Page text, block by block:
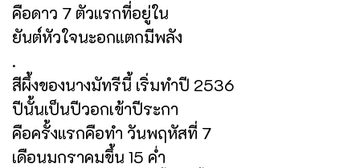
คือดาว 7 ตัวแรกที่อยู่ใน
ยันต์หัวใจนะอกแตกมีพลัง
.
สีผึ้งของนางมัทรีนี้ เริ่มทำปี 2536
ปีนั้นเป็นปีวอกเข้าปีระกา
คือครั้งแรกคือทำ วันพฤหัสที่ 7
เดือนมกราคมขึ้น 15 ค่ำ